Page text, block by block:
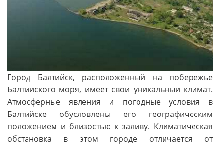
Город Балтийск, расположенный на побережье
Балтийского моря, имеет свой уникальный климат.
Атмосферные явления и погодные условия в
Балтийске обусловлены его географическим
положением и близостью к заливу. Климатическая
обстановка в этом городе отличается от